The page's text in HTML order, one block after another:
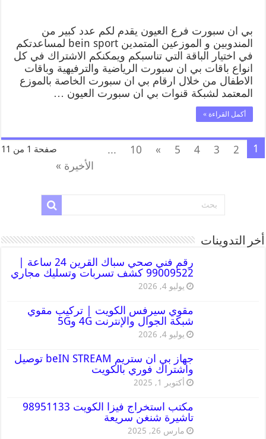
بي ان سبورت فرع العيون يقدم لكم عدد كبير من
المندوبين و الموزعين المتمدين bein sport لمساعدتكم
في اختيار الباقة التي تناسبكم ويمكنكم الاشتراك في كل
انواع باقات بي ان سبورت الرياضية والترفيهية وباقات
الاطفال من خلال ارقام بي ان سبورت الخاصة بالموزع
المعتمد لشبكة قنوات بي ان سبورت العيون …
أكمل القراءة »
صفحة 1 من 11 1
2
3
4
5
»
10
...
الأخيرة »
أخر التدوينات
رقم فني صحي سباك القرين 24 ساعة |
99009522 كشف تسربات وتسليك مجاري
يوليو 4, 2026
مقوي سيرفس الكويت | تركيب مقوي
شبكة الجوال والإنترنت 4G و5G
يوليو 4, 2026
جهاز بي ان ستريم beIN STREAM توصيل
واشتراك فوري بالكويت
أكتوبر 1, 2025
مكتب استخراج فيزا الكويت 98951133
تاشيرة شنغن سريعة
مارس 26, 2025